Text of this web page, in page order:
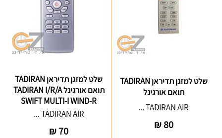
שלט למזגן תדיראן TADIRAN
תואם אורגינל
TADIRAN AIR ...
80
₪
שלט למזגן תדיראן TADIRAN
תואם אורגינל TADIRAN I/R/A
SWIFT MULTI-I WIND-R
TADIRAN AIR ...
70
₪